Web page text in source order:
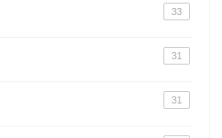
33
31
31